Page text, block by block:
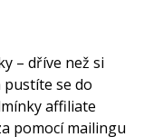
– dříve než si
se do
affiliate
pomocí mailingu